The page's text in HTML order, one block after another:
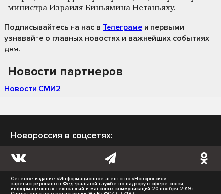
министра Израиля Биньямина Нетаньяху.
Подписывайтесь на нас в Телеграме и первыми
узнавайте о главных новостях и важнейших событиях
дня.
Новости партнеров
Новости СМИ2
Новороссия в соцсетях:
Сетевое издание «Информационное агентство «Новороссия»
зарегистрировано в Федеральной службе по надзору в сфере связи,
информационных технологий и массовых коммуникаций 20 ноября 2019 г.